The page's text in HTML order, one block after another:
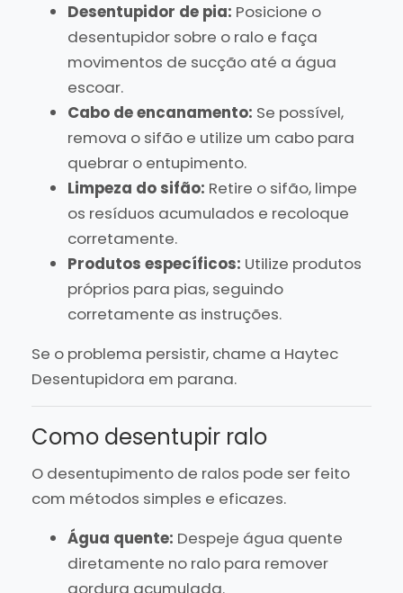
Desentupidor de pia: Posicione o
desentupidor sobre o ralo e faça
movimentos de sucção até a água
escoar.
Cabo de encanamento: Se possível,
remova o sifão e utilize um cabo para
quebrar o entupimento.
Limpeza do sifão: Retire o sifão, limpe
os resíduos acumulados e recoloque
corretamente.
Produtos específicos: Utilize produtos
próprios para pias, seguindo
corretamente as instruções.
Se o problema persistir, chame a Haytec
Desentupidora em parana.
Como desentupir ralo
O desentupimento de ralos pode ser feito
com métodos simples e eficazes.
Água quente: Despeje água quente
diretamente no ralo para remover